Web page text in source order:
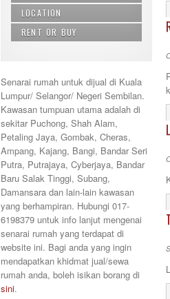
Agricultural Land
Apartment
Building
Condominium
Condos
Land/ Bungalow Lot
Office Lot
penthouse
Semi-D
Service Suite
Shop Lot
Terrace
Townhouse
LOCATION
Alor Gajah
Bandar Baru Bangi
Bandar Baru Nilai
Bandar Baru Salak Tinggi
Bandar Bukit Mahkota
Bandar Kinrara
Bandar Saujana Putra
Bandar Seri Putra
Bandar Sri Permaisuri
Bandar Tun Razak
Bangi
Banting
Batang Kali
Batu Caves
Cheras
Cyberjaya
Damansara
RENT OR BUY
Senarai rumah untuk dijual di Kuala
Lumpur/ Selangor/ Negeri Sembilan.
Kawasan tumpuan utama adalah di
sekitar Puchong, Shah Alam,
Petaling Jaya, Gombak, Cheras,
Ampang, Kajang, Bangi, Bandar Seri
Putra, Putrajaya, Cyberjaya, Bandar
Baru Salak Tinggi, Subang,
Damansara dan lain-lain kawasan
yang berhampiran. Hubungi 017-
6198379 untuk info lanjut mengenai
senarai rumah yang terdapat di
website ini. Bagi anda yang ingin
mendapatkan khidmat jual/sewa
rumah anda, boleh isikan borang di
sini.